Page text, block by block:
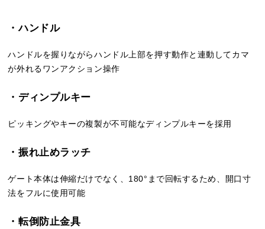
・ハンドル
ハンドルを握りながらハンドル上部を押す動作と連動してカマ
が外れるワンアクション操作
・ディンプルキー
ピッキングやキーの複製が不可能なディンプルキーを採用
・振れ止めラッチ
ゲート本体は伸縮だけでなく、180°まで回転するため、開口寸
法をフルに使用可能
・転倒防止金具